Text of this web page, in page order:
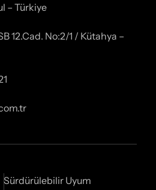
– Türkiye
12.Cad. No:2/1 / Kütahya –
Sürdürülebilir Uyum